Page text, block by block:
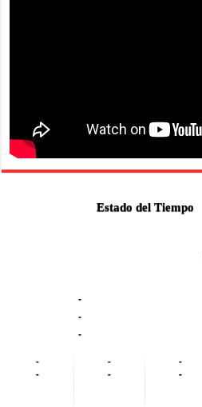
Estado del Tiempo
-
-
-
-
-
-
-
-
-